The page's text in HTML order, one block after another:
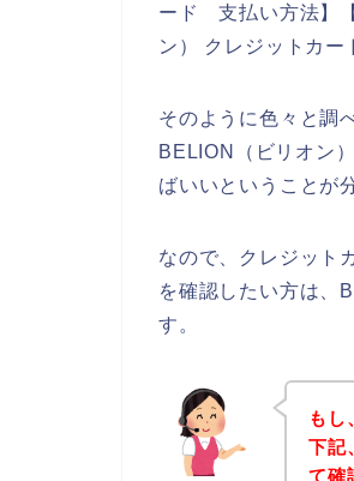
ード 支払い方法】
ン） クレジットカ
そのように色々と調
BELION（ビリオン
ばいいということが
なので、クレジット
を確認したい方は、
す。
もし
下記
て確